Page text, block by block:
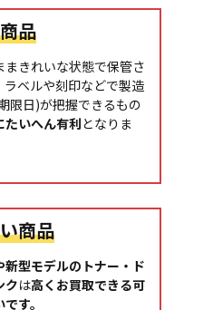
品
まきれいな状態で保管さ
ラベルや刻印などで製造
限日)が把握できるもの
たいへん有利となりま
商品
新型モデルのトナー・ド
クは高くお買取できる可
す。